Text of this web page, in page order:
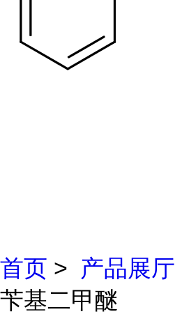
首页 > 产品展厅
苄基二甲醚